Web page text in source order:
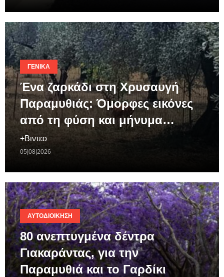
ΓΕΝΙΚΆ
Ένα ζαρκάδι στη Χρυσαυγή
Παραμυθιάς: Όμορφες εικόνες
από τη φύση και μήνυμα…
+Βιντεο
05|08|2026
ΑΥΤΟΔΙΟΊΚΗΣΗ
80 ανεπτυγμένα δέντρα
Γιακαράντας, για την
Παραμυθιά και το Γαρδίκι